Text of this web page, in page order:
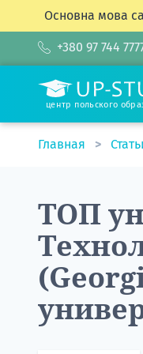
Основна мова
+380 97 744
центр польского
Главная
ТОП